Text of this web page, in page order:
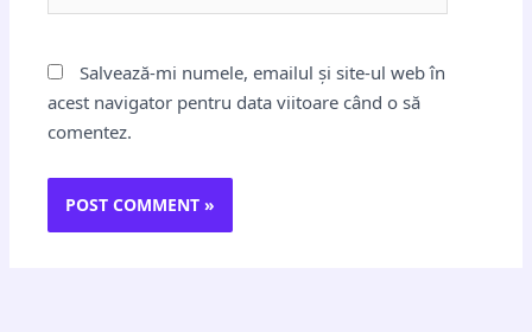
Salvează-mi numele, emailul și site-ul web în
acest navigator pentru data viitoare când o să
comentez.